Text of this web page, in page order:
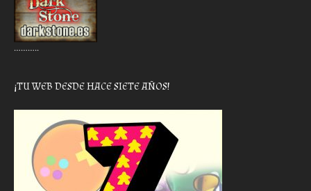
………..
¡TU WEB DESDE HACE SIETE AÑOS!